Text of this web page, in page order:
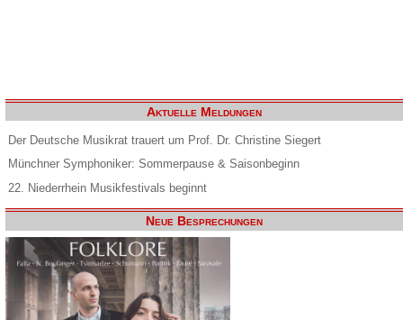
Aktuelle Meldungen
Der Deutsche Musikrat trauert um Prof. Dr. Christine Siegert
Münchner Symphoniker: Sommerpause & Saisonbeginn
22. Niederrhein Musikfestivals beginnt
Neue Besprechungen